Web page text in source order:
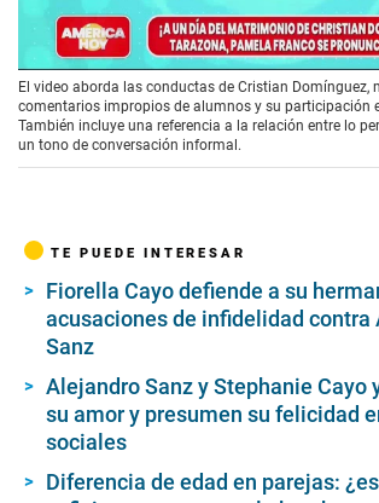
00:00/01:46
El video aborda las conductas de Cristian Domínguez,
comentarios impropios de alumnos y su participación
También incluye una referencia a la relación entre lo
un tono de conversación informal.
TE PUEDE INTERESAR
Fiorella Cayo defiende a su
acusaciones de infidelidad contra
Sanz
Alejandro Sanz y Stephanie Cayo
su amor y presumen su felicidad
sociales
Diferencia de edad en parejas: